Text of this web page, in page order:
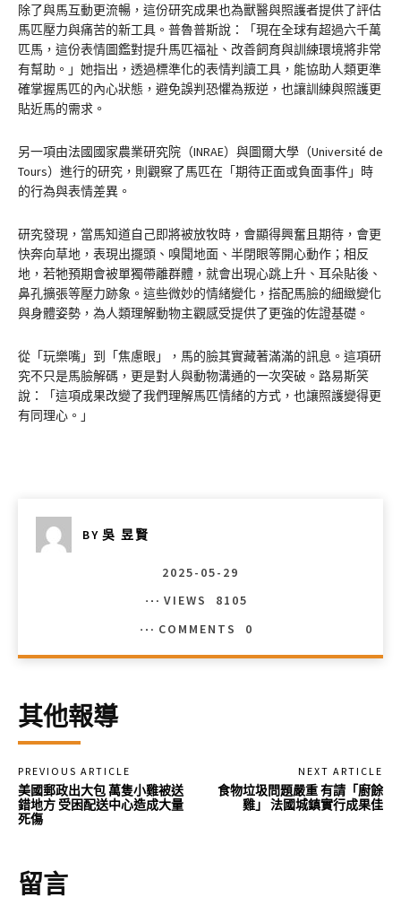
除了與馬互動更流暢，這份研究成果也為獸醫與照護者提供了評估
馬匹壓力與痛苦的新工具。普魯普斯說：「現在全球有超過六千萬
匹馬，這份表情圖鑑對提升馬匹福祉、改善飼育與訓練環境將非常
有幫助。」她指出，透過標準化的表情判讀工具，能協助人類更準
確掌握馬匹的內心狀態，避免誤判恐懼為叛逆，也讓訓練與照護更
貼近馬的需求。
另一項由法國國家農業研究院（INRAE）與圖爾大學（Université de
Tours）進行的研究，則觀察了馬匹在「期待正面或負面事件」時
的行為與表情差異。
研究發現，當馬知道自己即將被放牧時，會顯得興奮且期待，會更
快奔向草地，表現出擺頭、嗅聞地面、半閉眼等開心動作；相反
地，若牠預期會被單獨帶離群體，就會出現心跳上升、耳朵貼後、
鼻孔擴張等壓力跡象。這些微妙的情緒變化，搭配馬臉的細緻變化
與身體姿勢，為人類理解動物主觀感受提供了更強的佐證基礎。
從「玩樂嘴」到「焦慮眼」，馬的臉其實藏著滿滿的訊息。這項研
究不只是馬臉解碼，更是對人與動物溝通的一次突破。路易斯笑
說：「這項成果改變了我們理解馬匹情緒的方式，也讓照護變得更
有同理心。」
BY 吳 昱賢
2025-05-29
VIEWS
8105
COMMENTS
0
其他報導
PREVIOUS ARTICLE
美國郵政出大包 萬隻小雞被送
錯地方 受困配送中心造成大量
死傷
NEXT ARTICLE
食物垃圾問題嚴重 有請「廚餘
雞」 法國城鎮實行成果佳
留言